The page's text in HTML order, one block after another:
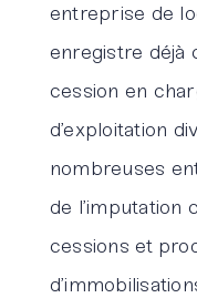
entreprise de
enregistre déjà
cession en
d’exploitation
nombreuses
de l’imputation
cessions et